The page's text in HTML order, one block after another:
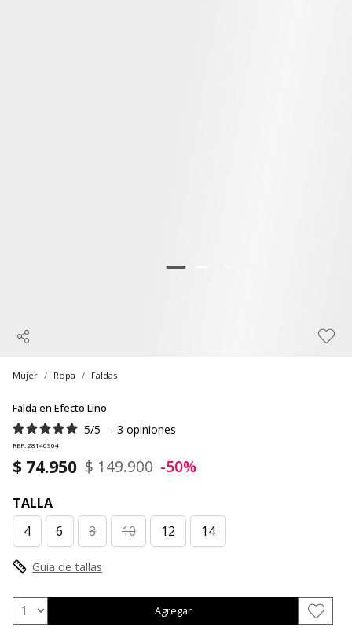
Mujer Ropa Faldas
Falda en Efecto Lino
5/5 - 3 opiniones
REF. 28140904
$ 74.950 $ 149.900 -50%
TALLA
4
6 8 10 12 14
Guia de tallas
Agregar